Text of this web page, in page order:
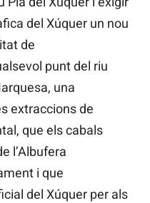
del Xúquer un nou
de
punt del riu
una
extraccions de
que els cabals
l’Albufera
i que
del Xúquer per als